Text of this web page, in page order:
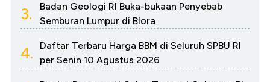
3.
Badan Geologi RI Buka-bukaan Penyebab
Semburan Lumpur di Blora
4.
Daftar Terbaru Harga BBM di Seluruh SPBU RI
per Senin 10 Agustus 2026